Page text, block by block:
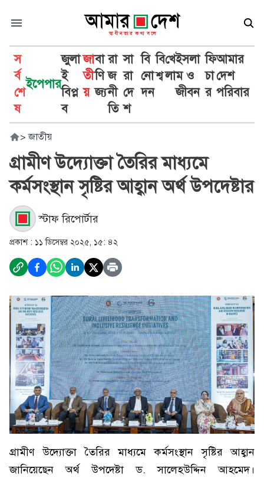
স
র্ব
শে
ষ
ইপেপার
জুলা
ই
বিপ্ল
ব
জা
তী
য়
বা
ণি
জ্য
রা
জ
নী
তি
সা
রা
দে
শ
বি
নো
দন
বি
শ্ব
খে
লা
ইসলা
ম ও
জীবন
ফি
চা
র
আমার
দেশ
পরিবার
> জাতীয়
গ্রামীণ উদ্যোক্তা তৈরির মাধ্যমে
কর্মসংস্থান সৃষ্টির আহ্বান অর্থ উপদেষ্টার
স্টাফ রিপোর্টার
প্রকাশ : ১১ ডিসেম্বর ২০২৫, ১৫: ৪২
গ্রামীণ উদ্যোক্তা তৈরির মাধ্যমে কর্মসংস্থান সৃষ্টির আহ্বান
জানিয়েছেন অর্থ উপদেষ্টা ড. সালেহউদ্দিন আহমেদ।